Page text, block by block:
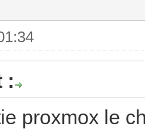
:
proxmox le